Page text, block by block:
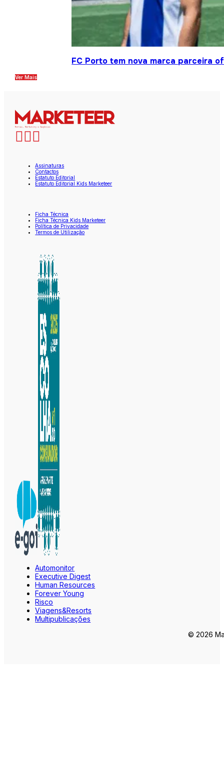
FC Porto tem nova marca parceira
Ver Mais
Assinaturas
Contactos
Estatuto Editorial
Estatuto Editorial Kids Marketeer
Ficha Técnica
Ficha Técnica Kids Marketeer
Política de Privacidade
Termos de Utilização
Automonitor
Executive Digest
Human Resources
Forever Young
Risco
Viagens&Resorts
Multipublicações
© 2026